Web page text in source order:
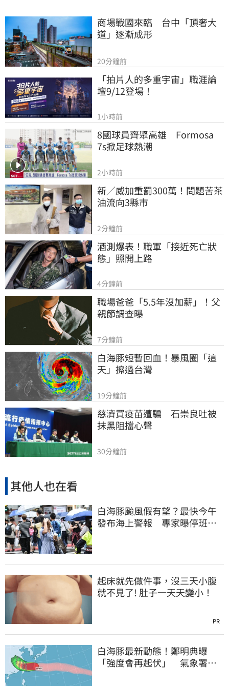
商場戰國來臨　台中「頂奢大
道」逐漸成形
20分鐘前
「拍片人的多重宇宙」職涯論
壇9/12登場！
1小時前
8國球員齊聚高雄　Formosa
7s掀足球熱潮
2小時前
新／威加重罰300萬！問題苦茶
油流向3縣市
2分鐘前
酒測爆表！職軍「接近死亡狀
態」照開上路
4分鐘前
職場爸爸「5.5年沒加薪」！父
親節調查曝
7分鐘前
白海豚短暫回血！暴風圈「這
天」擦過台灣
19分鐘前
慈濟買疫苗遭騙　石崇良吐被
抹黑阻擋心聲
30分鐘前
其他人也在看
白海豚颱風假有望？最快今午
發布海上警報 專家曝停班停
起床就先做件事，沒三天小腹
就不見了! 肚子一天天變小！
PR
白海豚最新動態！鄭明典曝
「強度會再起伏」 氣象署：